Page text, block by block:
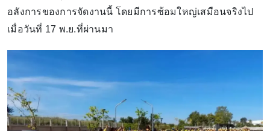
อลังการของการจัดงานนี้ โดยมีการซ้อมใหญ่เสมือนจริงไป
เมื่อวันที่ 17 พ.ย.ที่ผ่านมา